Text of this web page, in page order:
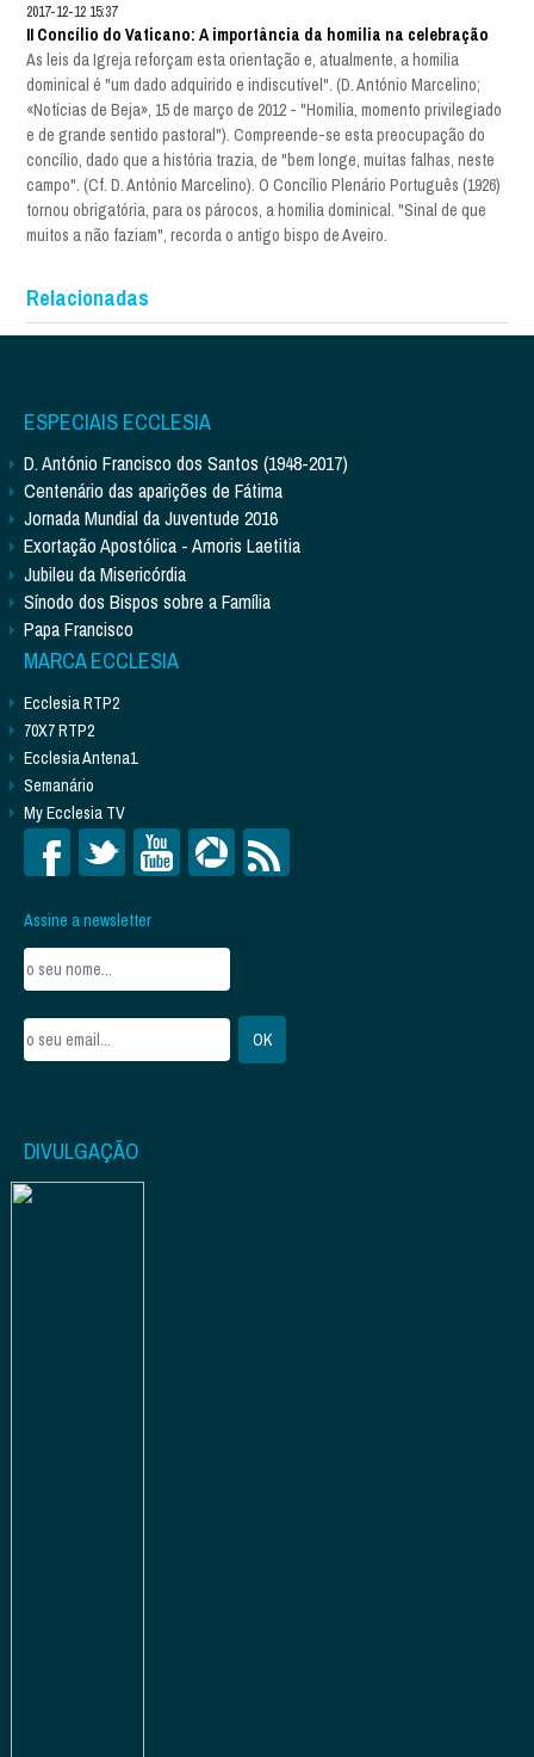
2017-12-12 15:37
II Concílio do Vaticano: A importância da homilia na celebração
As leis da Igreja reforçam esta orientação e, atualmente, a homilia
dominical é "um dado adquirido e indiscutível". (D. António Marcelino;
«Notícias de Beja», 15 de março de 2012 - "Homilia, momento privilegiado
e de grande sentido pastoral"). Compreende-se esta preocupação do
concílio, dado que a história trazia, de "bem longe, muitas falhas, neste
campo". (Cf. D. António Marcelino). O Concílio Plenário Português (1926)
tornou obrigatória, para os párocos, a homilia dominical. "Sinal de que
muitos a não faziam", recorda o antigo bispo de Aveiro.
Relacionadas
ESPECIAIS ECCLESIA
D. António Francisco dos Santos (1948-2017)
Centenário das aparições de Fátima
Jornada Mundial da Juventude 2016
Exortação Apostólica - Amoris Laetitia
Jubileu da Misericórdia
Sínodo dos Bispos sobre a Família
Papa Francisco
MARCA ECCLESIA
Ecclesia RTP2
70X7 RTP2
Ecclesia Antena1
Semanário
My Ecclesia TV
Assine a newsletter
DIVULGAÇÃO